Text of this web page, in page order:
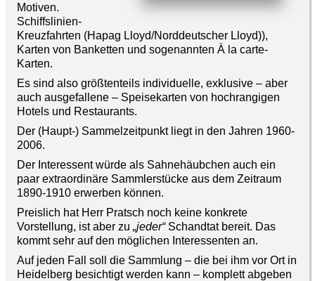
Motiven.
Schiffslinien-
Kreuzfahrten (Hapag Lloyd/Norddeutscher Lloyd)),
Karten von Banketten und sogenannten À la carte-
Karten.
Es sind also größtenteils individuelle, exklusive – aber
auch ausgefallene – Speisekarten von hochrangigen
Hotels und Restaurants.
Der (Haupt-) Sammelzeitpunkt liegt in den Jahren 1960-
2006.
Der Interessent würde als Sahnehäubchen auch ein
paar extraordinäre Sammlerstücke aus dem Zeitraum
1890-1910 erwerben können.
Preislich hat Herr Pratsch noch keine konkrete
Vorstellung, ist aber zu „jeder“Schandtat bereit. Das
kommt sehr auf den möglichen Interessenten an.
Auf jeden Fall soll die Sammlung – die bei ihm vor Ort in
Heidelberg besichtigt werden kann – komplett abgeben